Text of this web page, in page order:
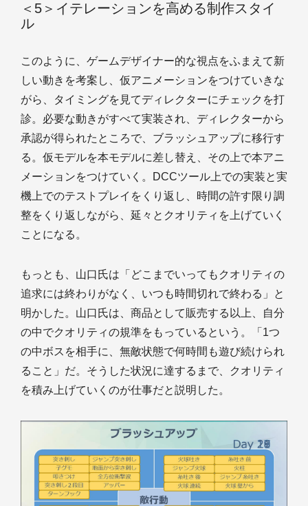
＜5＞イテレーションを高める制作スタイ
ル
このように、ゲームデザイナー的な視点をふまえて新
しい動きを考案し、仮アニメーションをつけていきな
がら、タイミングを見てディレクターにチェックを打
診。必要な動きがすべて実装され、ディレクターから
承認が得られたところで、ブラッシュアップに移行す
る。仮モデルを本モデルに差し替え、その上で本アニ
メーションをつけていく。DCCツール上での実装と実
機上でのテストプレイをくり返し、時間の許す限り調
整をくり返しながら、延々とクオリティを上げていく
ことになる。
もっとも、山口氏は「どこまでいってもクオリティの
追求には終わりがなく、いつも時間切れで終わる」と
明かした。山口氏は、商品として販売する以上、自分
の中でクオリティの規準をもっているという。「1つ
の中ボスを相手に、無敵状態で何時間も遊び続けられ
ること」だ。そうした状況に達するまで、クオリティ
を積み上げていくのが仕事だと説明した。